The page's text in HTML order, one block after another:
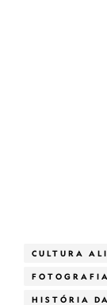
CULTURA
HISTÓRIA